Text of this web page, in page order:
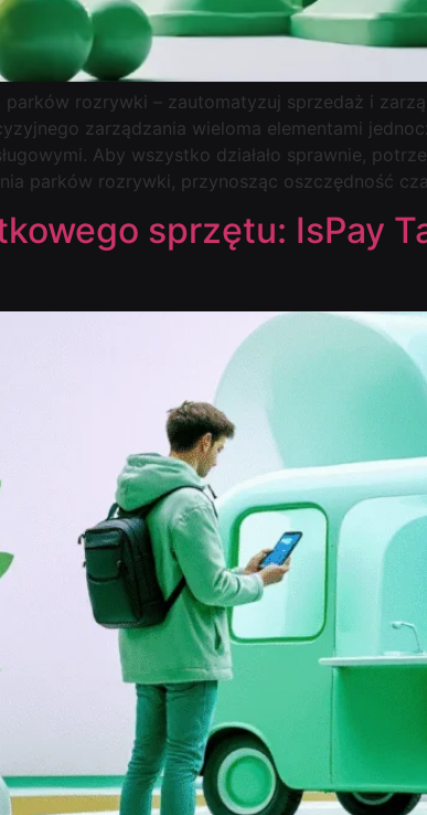
parków rozrywki – zautomatyzuj sprzedaż i
zarządzania wieloma elementami
Aby wszystko działało sprawnie,
parków rozrywki, przynosząc oszczędność
sprzętu: IsPay